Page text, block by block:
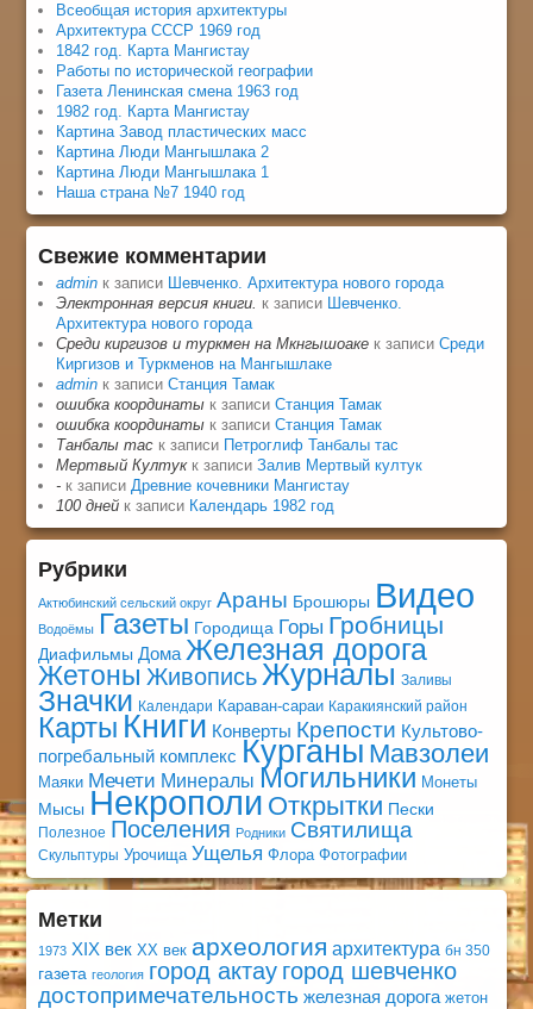
Всеобщая история архитектуры
Архитектура СССР 1969 год
1842 год. Карта Мангистау
Работы по исторической географии
Газета Ленинская смена 1963 год
1982 год. Карта Мангистау
Картина Завод пластических масс
Картина Люди Мангышлака 2
Картина Люди Мангышлака 1
Наша страна №7 1940 год
Свежие комментарии
admin к записи Шевченко. Архитектура нового города
Электронная версия книги. к записи Шевченко.
Архитектура нового города
Среди киргизов и туркмен на Мкнгышоаке к записиСреди
Киргизов и Туркменов на Мангышлаке
admin к записиСтанция Тамак
ошибка координаты к записиСтанция Тамак
ошибка координаты к записиСтанция Тамак
Танбалы тас к записи Петроглиф Танбалы тас
Мертвый Култукк записиЗалив Мертвый култук
- к записиДревние кочевники Мангистау
100 дней к записи Календарь 1982 год
Рубрики
Актюбинский сельский округ Араны Брошюры Видео
Водоёмы Газеты Городища Горы Гробницы
Диафильмы Дома Железная дорога
Жетоны Живопись Журналы Заливы
Значки Календари Караван-сараи Каракиянский район
Карты Книги Конверты Крепости Культово-
погребальный комплекс Курганы Мавзолеи
Маяки Мечети Минералы Могильники Монеты
Мысы Некрополи Открытки Пески
Полезное Поселения Родники Святилища
Скульптуры Урочища Ущелья Флора Фотографии
Метки
1973 XIX век XX век археология архитектура бн 350
газета геология город актау город шевченко
достопримечательность железная дорога жетон